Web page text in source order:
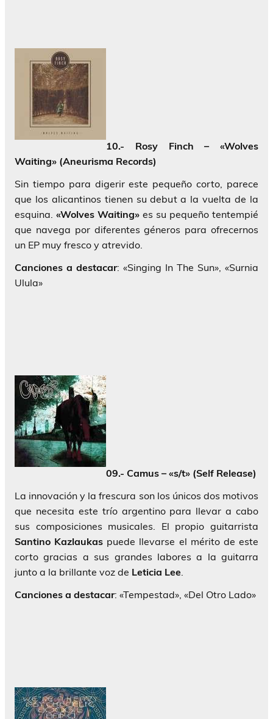
10.- Rosy Finch – «Wolves
Waiting» (Aneurisma Records)
Sin tiempo para digerir este pequeño corto, parece
que los alicantinos tienen su debut a la vuelta de la
esquina. «Wolves Waiting» es su pequeño tentempié
que navega por diferentes géneros para ofrecernos
un EP muy fresco y atrevido.
Canciones a destacar: «Singing In The Sun», «Surnia
Ulula»
09.- Camus – «s/t» (Self Release)
La innovación y la frescura son los únicos dos motivos
que necesita este trío argentino para llevar a cabo
sus composiciones musicales. El propio guitarrista
Santino Kazlaukas puede llevarse el mérito de este
corto gracias a sus grandes labores a la guitarra
junto a la brillante voz de Leticia Lee.
Canciones a destacar: «Tempestad», «Del Otro Lado»